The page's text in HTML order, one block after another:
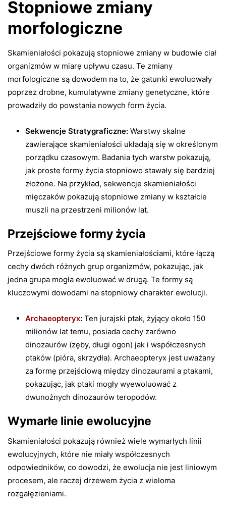
Stopniowe zmiany
morfologiczne
Skamieniałości pokazują stopniowe zmiany w budowie ciał
organizmów w miarę upływu czasu. Te zmiany
morfologiczne są dowodem na to, że gatunki ewoluowały
poprzez drobne, kumulatywne zmiany genetyczne, które
prowadziły do powstania nowych form życia.
Sekwencje Stratygraficzne: Warstwy skalne
zawierające skamieniałości układają się w określonym
porządku czasowym. Badania tych warstw pokazują,
jak proste formy życia stopniowo stawały się bardziej
złożone. Na przykład, sekwencje skamieniałości
mięczaków pokazują stopniowe zmiany w kształcie
muszli na przestrzeni milionów lat.
Przejściowe formy życia
Przejściowe formy życia są skamieniałościami, które łączą
cechy dwóch różnych grup organizmów, pokazując, jak
jedna grupa mogła ewoluować w drugą. Te formy są
kluczowymi dowodami na stopniowy charakter ewolucji.
Archaeopteryx: Ten jurajski ptak, żyjący około 150
milionów lat temu, posiada cechy zarówno
dinozaurów (zęby, długi ogon) jak i współczesnych
ptaków (pióra, skrzydła). Archaeopteryx jest uważany
za formę przejściową między dinozaurami a ptakami,
pokazując, jak ptaki mogły wyewoluować z
dwunożnych dinozaurów teropodów.
Wymarłe linie ewolucyjne
Skamieniałości pokazują również wiele wymarłych linii
ewolucyjnych, które nie miały współczesnych
odpowiedników, co dowodzi, że ewolucja nie jest liniowym
procesem, ale raczej drzewem życia z wieloma
rozgałęzieniami.